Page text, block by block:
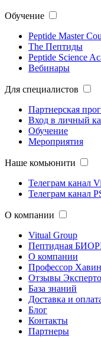
Обучение
Peptide Master
The Пептиды
Peptide Science
Вебинары
Для специалистов
Партнерская
Вход в личный
Обучение
Мероприятия
Наше комьюнити
Телеграм канал
Телеграм канал
О компании
Vitual Group
Пептидная
О компании
Профессор
Отзывы
База знаний
Доставка и
Блог
Контакты
Партнеры